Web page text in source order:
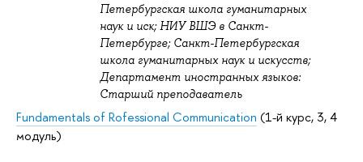
Петербургская школа гуманитарных
наук и иск; НИУ ВШЭ в Санкт-
Петербурге; Санкт-Петербургская
школа гуманитарных наук и искусств;
Департамент иностранных языков:
Старший преподаватель
Fundamentals of Rofessional Communication (1-й курс, 3, 4
модуль)